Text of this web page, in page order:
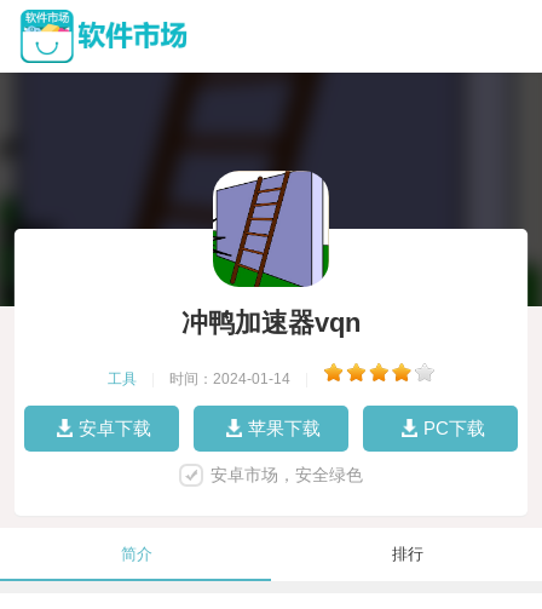
冲鸭加速器vqn
工具 时间：2024-01-14
安卓下载 苹果下载 PC下载
安卓市场，安全绿色
简介 排行